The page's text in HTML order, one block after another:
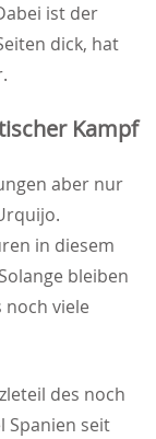
ist der
dick, hat
Kampf
aber nur
in diesem
bleiben
viele
des noch
Spanien seit